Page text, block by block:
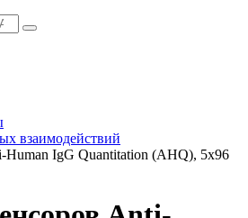
взаимодействий
Human IgG Quantitation (AHQ), 5х96